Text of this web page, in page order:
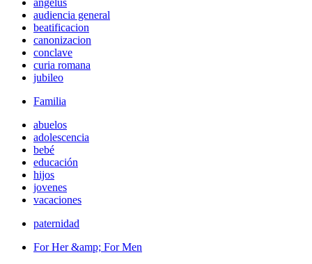
angelus
audiencia general
beatificacion
canonizacion
conclave
curia romana
jubileo
Familia
abuelos
adolescencia
bebé
educación
hijos
jovenes
vacaciones
paternidad
For Her &amp; For Men